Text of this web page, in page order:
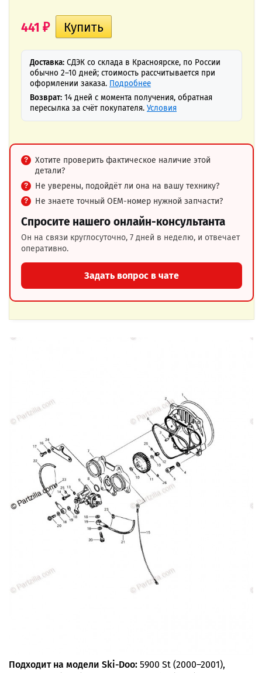
441 ₽
Доставка: СДЭК со склада в Красноярске, по России
обычно 2–10 дней; стоимость рассчитывается при
оформлении заказа. Подробнее
Возврат: 14 дней с момента получения, обратная
пересылка за счёт покупателя. Условия
Хотите проверить фактическое наличие этой
детали?
Не уверены, подойдёт ли она на вашу технику?
Не знаете точный OEM-номер нужной запчасти?
Спросите нашего онлайн-консультанта
Он на связи круглосуточно, 7 дней в неделю, и отвечает
оперативно.
Задать вопрос в чате
Подходит на модели Ski-Doo: 5900 St (2000–2001),